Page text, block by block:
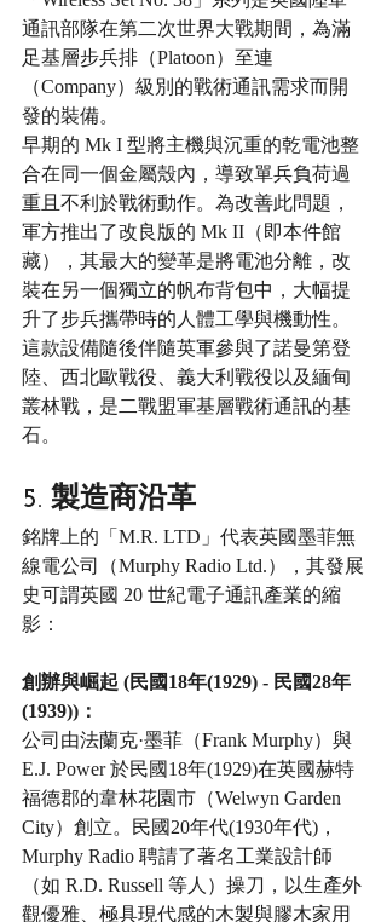
通訊部隊在第二次世界大戰期間，為滿
足基層步兵排（Platoon）至連
（Company）級別的戰術通訊需求而開
發的裝備。
早期的 Mk I 型將主機與沉重的乾電池整
合在同一個金屬殼內，導致單兵負荷過
重且不利於戰術動作。為改善此問題，
軍方推出了改良版的 Mk II（即本件館
藏），其最大的變革是將電池分離，改
裝在另一個獨立的帆布背包中，大幅提
升了步兵攜帶時的人體工學與機動性。
這款設備隨後伴隨英軍參與了諾曼第登
陸、西北歐戰役、義大利戰役以及緬甸
叢林戰，是二戰盟軍基層戰術通訊的基
石。
5. 製造商沿革
銘牌上的「M.R. LTD」代表英國墨菲無
線電公司（Murphy Radio Ltd.），其發展
史可謂英國 20 世紀電子通訊產業的縮
影：
創辦與崛起 (民國18年(1929) - 民國28年
(1939))：
公司由法蘭克·墨菲（Frank Murphy）與
E.J. Power 於民國18年(1929)在英國赫特
福德郡的韋林花園市（Welwyn Garden
City）創立。民國20年代(1930年代)，
Murphy Radio 聘請了著名工業設計師
（如 R.D. Russell 等人）操刀，以生產外
觀優雅、極具現代感的木製與膠木家用